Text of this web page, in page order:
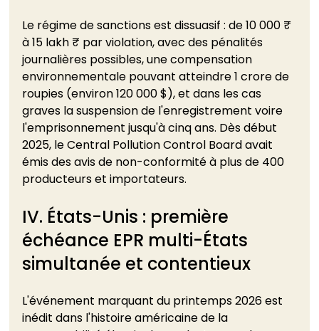
Le régime de sanctions est dissuasif : de 10 000 ₹
à 15 lakh ₹ par violation, avec des pénalités
journalières possibles, une compensation
environnementale pouvant atteindre 1 crore de
roupies (environ 120 000 $), et dans les cas
graves la suspension de l'enregistrement voire
l'emprisonnement jusqu'à cinq ans. Dès début
2025, le Central Pollution Control Board avait
émis des avis de non-conformité à plus de 400
producteurs et importateurs.
IV. États-Unis : première
échéance EPR multi-États
simultanée et contentieux
L'événement marquant du printemps 2026 est
inédit dans l'histoire américaine de la